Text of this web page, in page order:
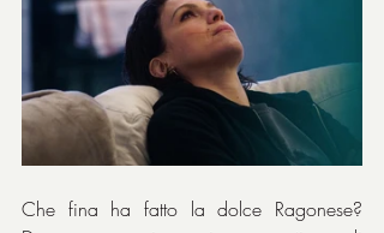
Che fina ha fatto la dolce Ragonese?